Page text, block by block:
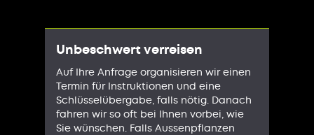
Unbeschwert verreisen
Auf Ihre Anfrage organisieren wir einen
Termin für Instruktionen und eine
Schlüsselübergabe, falls nötig. Danach
fahren wir so oft bei Ihnen vorbei, wie
Sie wünschen. Falls Aussenpflanzen